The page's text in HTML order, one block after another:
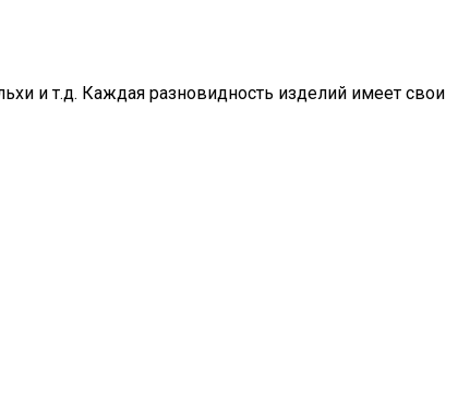
и т.д. Каждая разновидность изделий имеет свои